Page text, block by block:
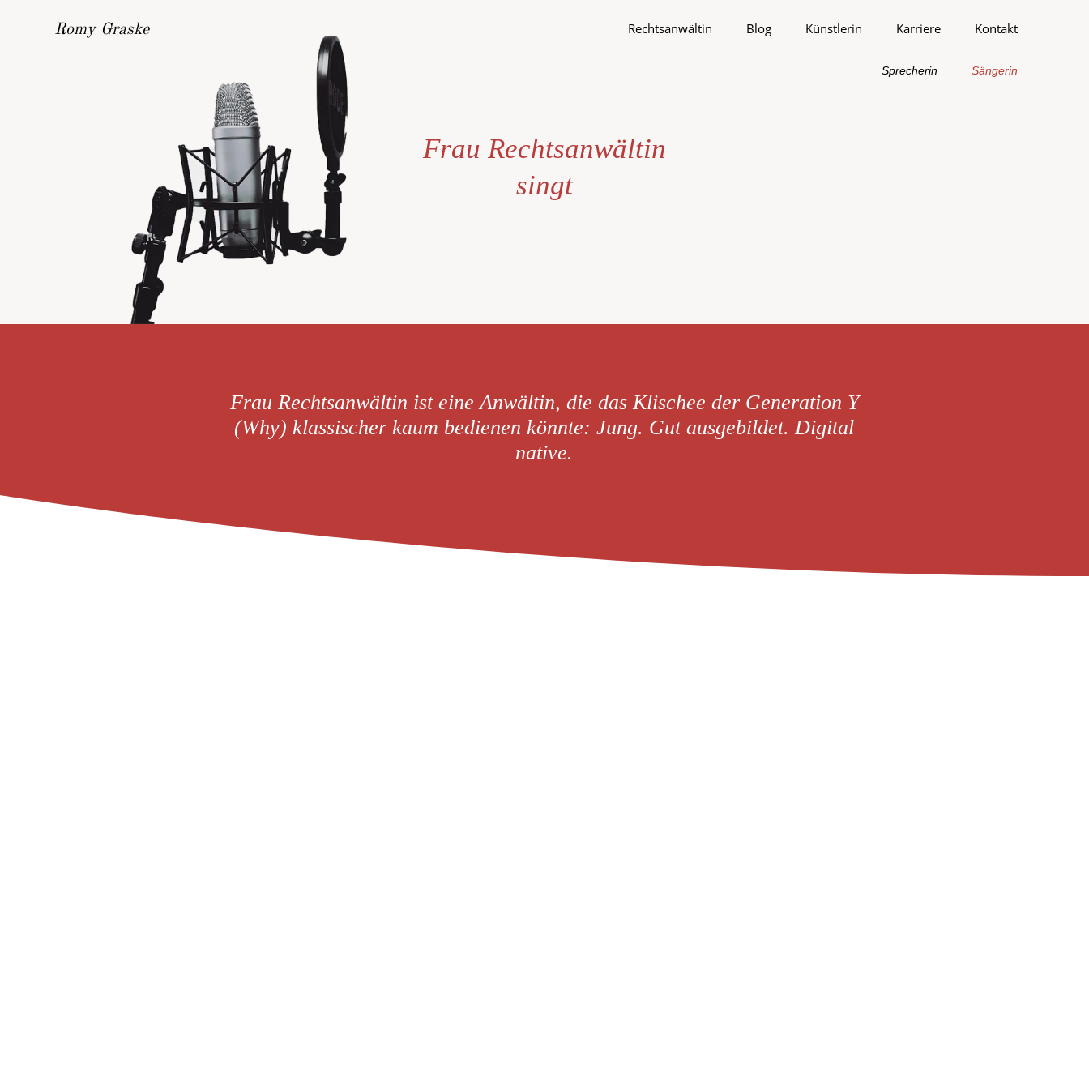
Romy Graske Rechtsanwältin Blog Künstlerin Karriere Kontakt
Sprecherin Sängerin
Frau Rechtsanwältin
singt
Frau Rechtsanwältin ist eine Anwältin, die das Klischee der Generation Y
(Why) klassischer kaum bedienen könnte: Jung. Gut ausgebildet. Digital
native.